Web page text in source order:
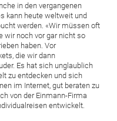
in den vergangenen
kann heute weltweit und
werden. «Wir müssen oft
wir noch vor gar nicht so
haben. Vor
die wir dann
Es hat sich unglaublich
zu entdecken und sich
im Internet, gut beraten zu
von der Einmann-Firma
entwickelt.